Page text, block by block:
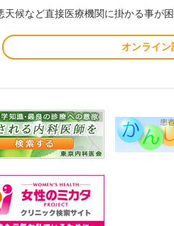
天候など直接医療機関に掛かる事が
オンライン